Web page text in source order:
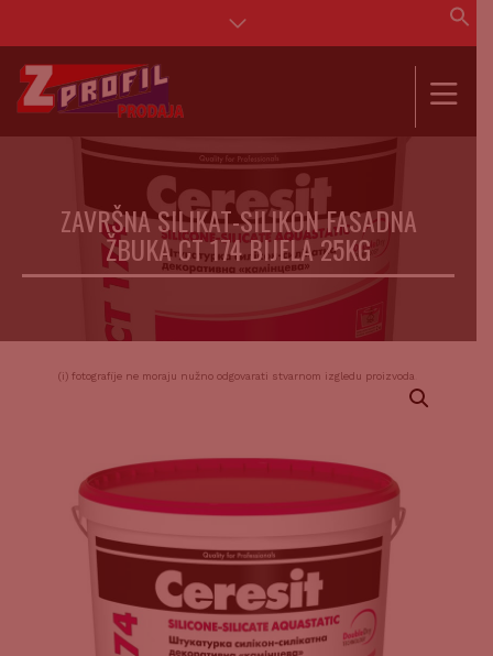
ZAVRŠNA SILIKAT-SILIKON FASADNA
ŽBUKA CT 174 BIJELA 25KG
(i) fotografije ne moraju nužno odgovarati stvarnom izgledu proizvoda.